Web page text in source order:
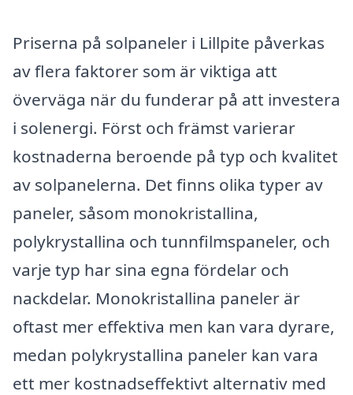
Priserna på solpaneler i Lillpite påverkas
av flera faktorer som är viktiga att
överväga när du funderar på att investera
i solenergi. Först och främst varierar
kostnaderna beroende på typ och kvalitet
av solpanelerna. Det finns olika typer av
paneler, såsom monokristallina,
polykrystallina och tunnfilmspaneler, och
varje typ har sina egna fördelar och
nackdelar. Monokristallina paneler är
oftast mer effektiva men kan vara dyrare,
medan polykrystallina paneler kan vara
ett mer kostnadseffektivt alternativ med